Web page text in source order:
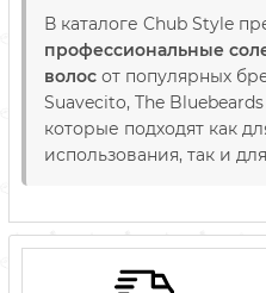
В каталоге Chub Style
профессиональные
волос от популярных
Suavecito, The
которые подходят как
использования, так и